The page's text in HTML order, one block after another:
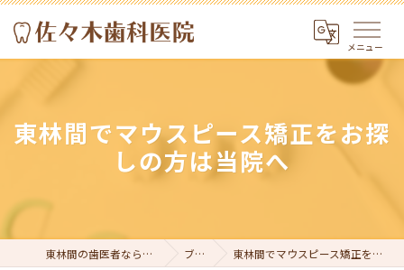
東林間でマウスピース矯正をお探
しの方は当院へ
東林間の歯医者なら佐々木歯科医院 ブログ 東林間でマウスピース矯正をお探しの方は当院へ